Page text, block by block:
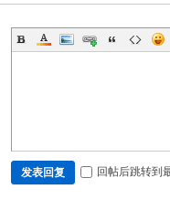
发表回复 回帖后跳转到